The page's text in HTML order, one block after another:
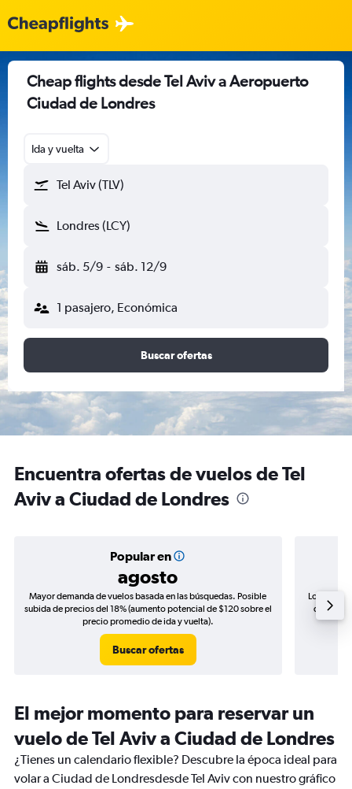
Cheap flights desde Tel Aviv a Aeropuerto
Ciudad de Londres
Ida y vuelta
Tel Aviv (TLV)
Londres (LCY)
sáb. 5/9 - sáb. 12/9
1 pasajero, Económica
Buscar ofertas
Encuentra ofertas de vuelos de Tel
Aviv a Ciudad de Londres
Popular en
agosto
Mayor demanda de vuelos basada en las búsquedas. Posible
subida de precios del 18% (aumento potencial de $120 sobre el
precio promedio de ida y vuelta).
Buscar ofertas
Los
de
El mejor momento para reservar un
vuelo de Tel Aviv a Ciudad de Londres
¿Tienes un calendario flexible? Descubre la época ideal para
volar a Ciudad de Londresdesde Tel Aviv con nuestro gráfico